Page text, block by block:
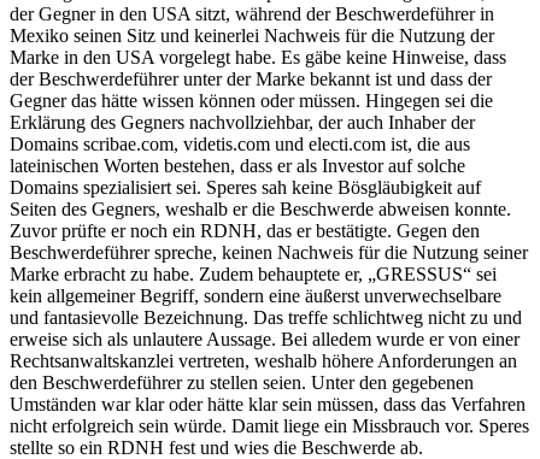
der Gegner in den USA sitzt, während der Beschwerdeführer in
Mexiko seinen Sitz und keinerlei Nachweis für die Nutzung der
Marke in den USA vorgelegt habe. Es gäbe keine Hinweise, dass
der Beschwerdeführer unter der Marke bekannt ist und dass der
Gegner das hätte wissen können oder müssen. Hingegen sei die
Erklärung des Gegners nachvollziehbar, der auch Inhaber der
Domains scribae.com, videtis.com und electi.com ist, die aus
lateinischen Worten bestehen, dass er als Investor auf solche
Domains spezialisiert sei. Speres sah keine Bösgläubigkeit auf
Seiten des Gegners, weshalb er die Beschwerde abweisen konnte.
Zuvor prüfte er noch ein RDNH, das er bestätigte. Gegen den
Beschwerdeführer spreche, keinen Nachweis für die Nutzung seiner
Marke erbracht zu habe. Zudem behauptete er, „GRESSUS“ sei
kein allgemeiner Begriff, sondern eine äußerst unverwechselbare
und fantasievolle Bezeichnung. Das treffe schlichtweg nicht zu und
erweise sich als unlautere Aussage. Bei alledem wurde er von einer
Rechtsanwaltskanzlei vertreten, weshalb höhere Anforderungen an
den Beschwerdeführer zu stellen seien. Unter den gegebenen
Umständen war klar oder hätte klar sein müssen, dass das Verfahren
nicht erfolgreich sein würde. Damit liege ein Missbrauch vor. Speres
stellte so ein RDNH fest und wies die Beschwerde ab.